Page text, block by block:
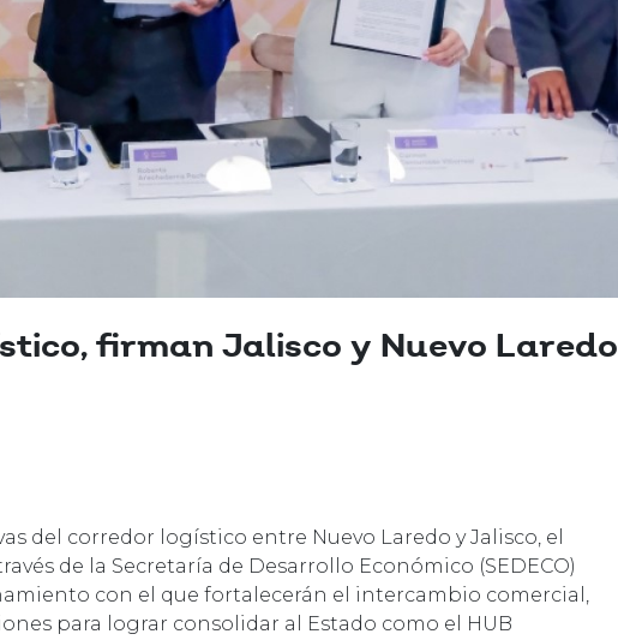
firman Jalisco y Nuevo Laredo
del corredor logístico entre Nuevo Laredo y Jalisco, el
de la Secretaría de Desarrollo Económico (SEDECO)
con el que fortalecerán el intercambio comercial,
para lograr consolidar al Estado como el HUB